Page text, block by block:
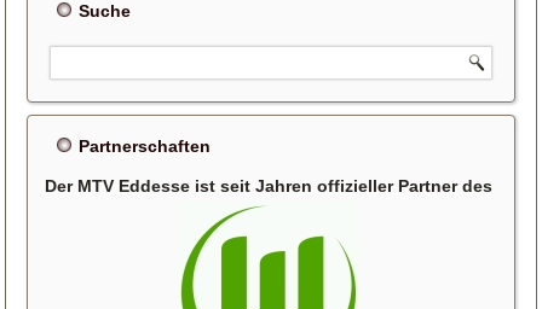
Suche
Partnerschaften
Der MTV Eddesse ist seit Jahren offizieller Partner des